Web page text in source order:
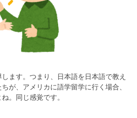
ます。つまり、日本語を日本語で教え
が、アメリカに語学留学に行く場合、
。同じ感覚です。